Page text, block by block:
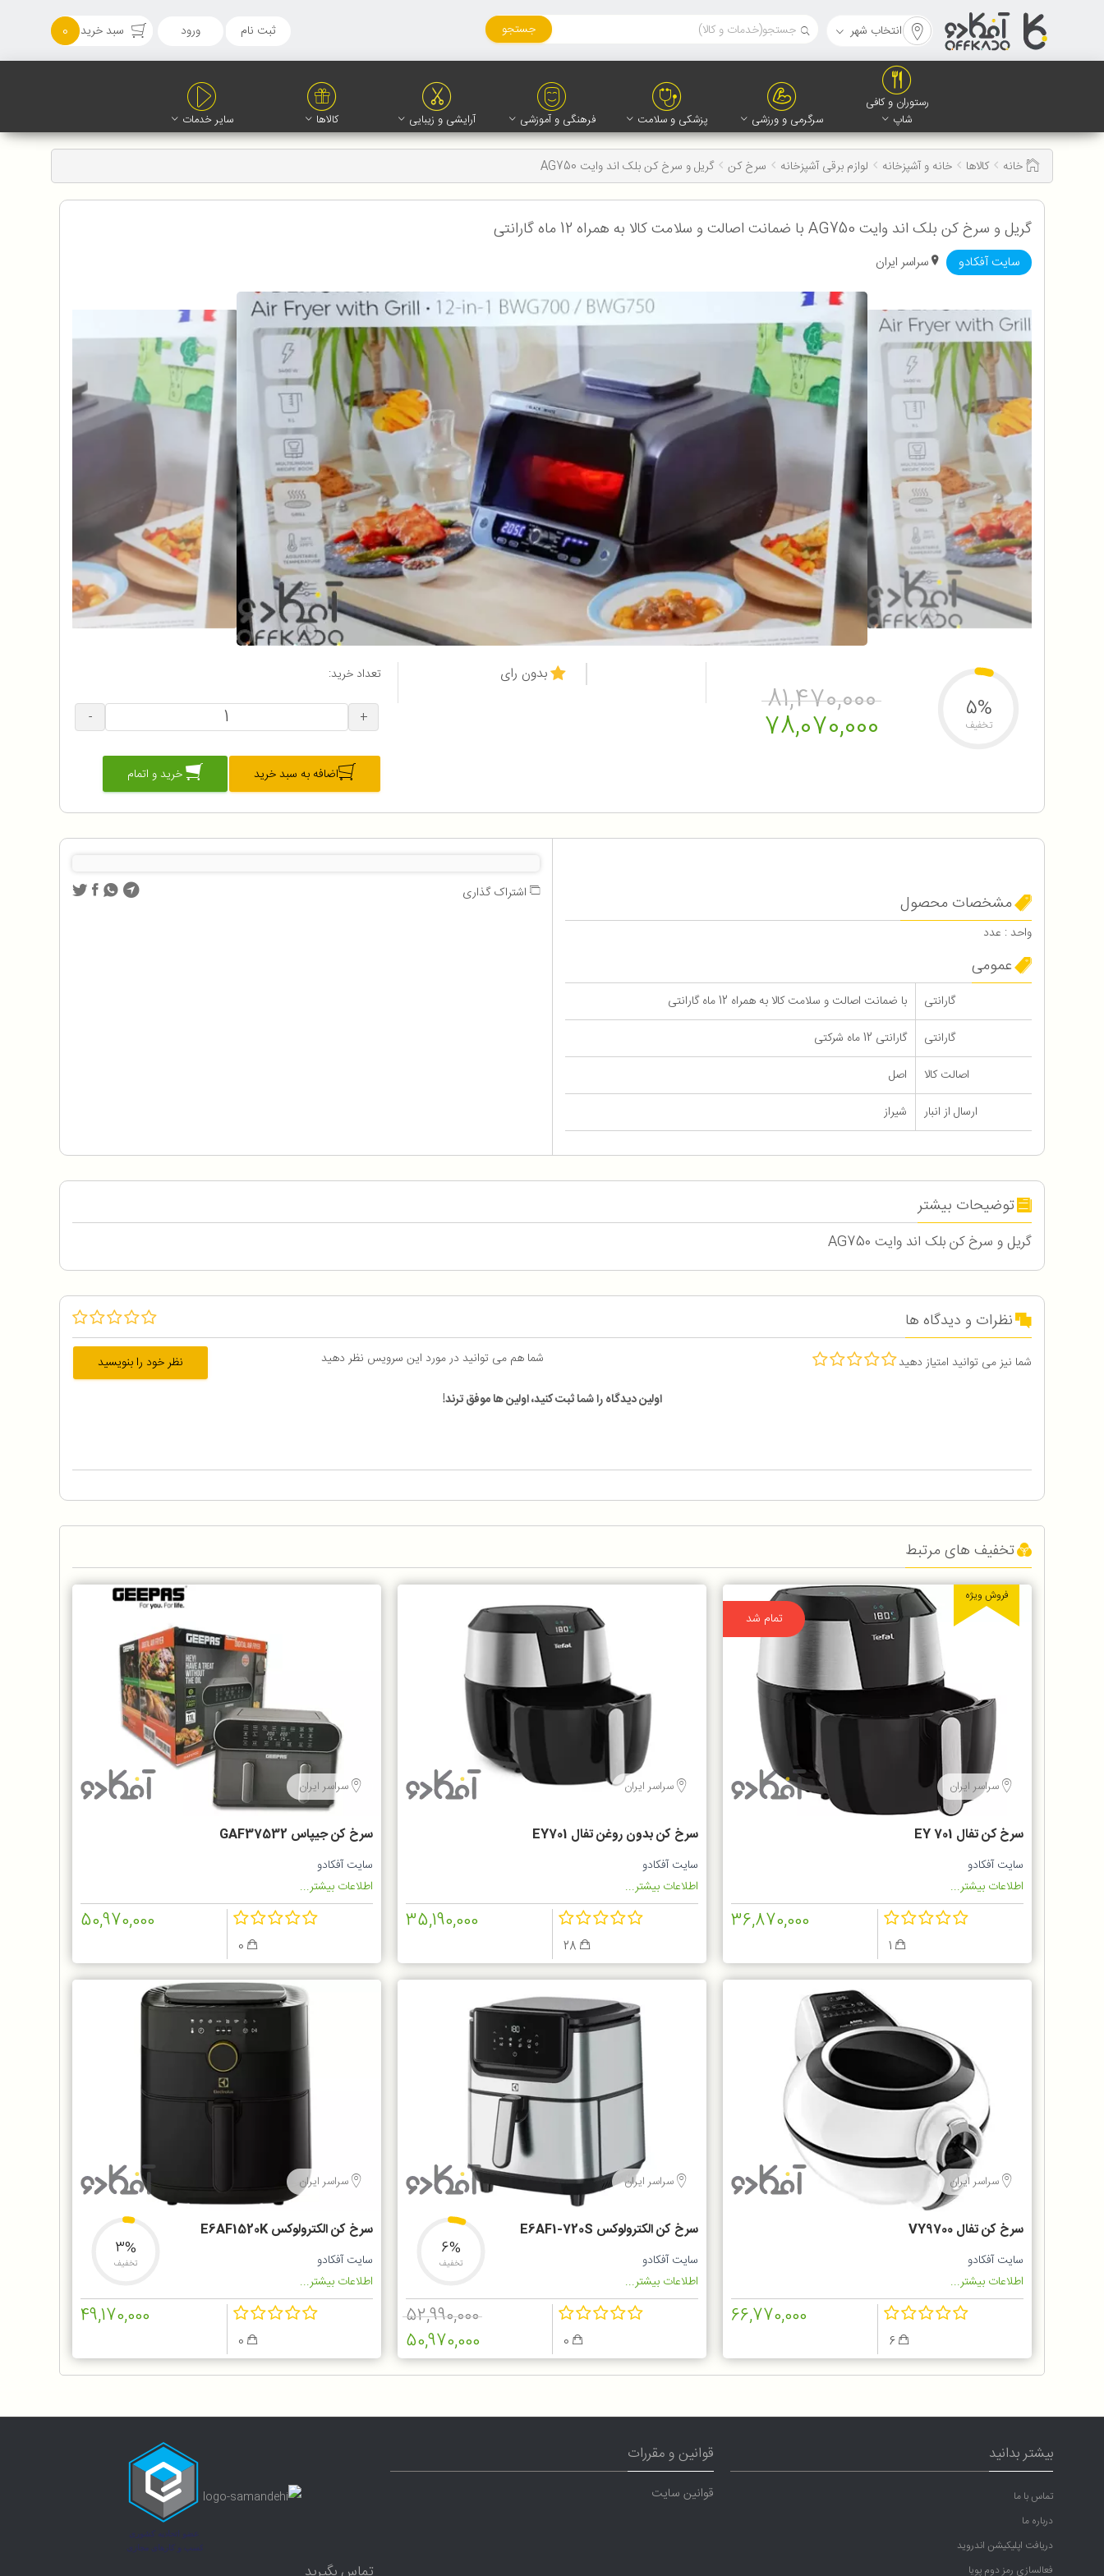
انتخاب شهر جستجو ثبت نام ورود سبد خرید 0
رستوران و کافی
شاپ
سرگرمی و ورزشی پزشکی و سلامت فرهنگی و آموزشی آرایشی و زیبایی کالاها سایر خدمات
خانه کالاها خانه و آشپزخانه لوازم برقی آشپزخانه سرخ کن گریل و سرخ کن بلک اند وایت AG750
گریل و سرخ کن بلک اند وایت AG750 با ضمانت اصالت و سلامت کالا به همراه 12 ماه گارانتی
سایت آفکادو سراسر ایران
81,470,000
78,070,000 5%
تخفیف
بدون رای تعداد خرید:
+
-
اضافه به سبد خرید خرید و اتمام
مشخصات محصول
واحد : عدد
عمومی
گارانتی
با ضمانت اصالت و سلامت کالا به همراه 12 ماه گارانتی
گارانتی
گارانتی 12 ماه شرکتی
اصالت کالا
اصل
ارسال از انبار
شیراز
اشتراک گذاری
توضیحات بیشتر
گریل و سرخ کن بلک اند وایت AG750
نظرات و دیدگاه ها
شما نیز می توانید امتیاز دهید شما هم می توانید در مورد این سرویس نظر دهید
نظر خود را بنویسید
اولین دیدگاه را شما ثبت کنید، اولین ها موفق ترند!
تخفیف های مرتبط
تمام شد
فروش ویژه
سراسر ایران
سرخ كن تفال EY 701
سایت آفکادو
اطلاعات بیشتر...
36,870,000
سراسر ایران
سرخ کن بدون روغن تفال EY701
سایت آفکادو
اطلاعات بیشتر...
35,190,000
سراسر ایران
سرخ کن جیپاس GAF37532
سایت آفکادو
اطلاعات بیشتر...
50,970,000
سراسر ایران
سرخ کن تفال VY9700
سایت آفکادو
اطلاعات بیشتر...
66,770,000
سراسر ایران
سرخ کن الکترولوکس E6AF1-720S
سایت آفکادو
اطلاعات بیشتر...
6%
تخفیف
52,990,000
50,970,000
سراسر ایران
سرخ کن الکترولوکس E6AF1520K
سایت آفکادو
اطلاعات بیشتر...
3%
تخفیف
49,170,000
بیشتر بدانید
تماس با ما
درباره ما
دریافت اپلیکیشن اندروید
فعالسازی رمز دوم پویا
قوانین و مقررات
قوانین سایت